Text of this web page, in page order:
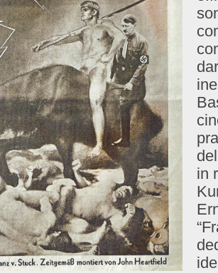
in